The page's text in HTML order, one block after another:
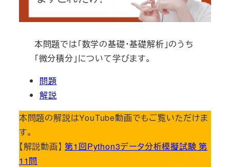
本問題では「数学の基礎・基礎解析」のうち
「微分積分」について学びます。
問題
解説
本問題の解説はYouTube動画でもご覧いただけま
す。
【解説動画】第1回Python3データ分析模擬試験 第
11問